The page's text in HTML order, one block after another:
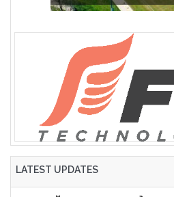
വെടിവെപ്പ്, 9 പേർക്ക്
LATEST UPDATES